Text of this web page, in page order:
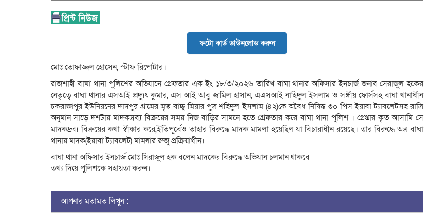
ফটো কার্ড ডাউনলোড করুন
মোঃ তোফাজ্জল হোসেন, স্টাফ রিপোটার।
রাজশাহী বাঘা থানা পুলিশের অভিযানে গ্রেফতার এক ইং ১৮/৩/২০২৬ তারিখ বাঘা থানার অফিসার ইনচার্জ জনাব সেরাজুল হকের
নেতৃত্বে বাঘা থানার এসআই প্রদ্যুৎ কুমার, এস আই আবু জামিল হাসান, এএসআই নাহিদুল ইসলাম ও সঙ্গীয় ফোর্সসহ বাঘা থানাধীন
চকরাজাপুর ইউনিয়নের দাদপুর গ্রামের মৃত বাচ্চু মিয়ার পুত্র শহিদুল ইসলাম (৪২)কে অবৈধ নিষিদ্ধ ৩০ পিস ইয়াবা ট্যাবলেটসহ রাত্রি
অনুমান সাড়ে দশটায় মাদকদ্রব্য বিক্রয়ের সময় নিজ বাড়ির সামনে হতে গ্রেফতার করে বাঘা থানা পুলিশ । গ্রেপ্তার কৃত আসামি সে
মাদকদ্রব্য বিক্রয়ের কথা স্বীকার করে,ইতিপূর্বেও তাহার বিরুদ্ধে মাদক মামলা হয়েছিল যা বিচারাধীন রয়েছে। তার বিরুদ্ধে অত্র বাঘা
থানায় মাদক(ইয়াবা ট্যাবলেট) মামলার রুজু প্রক্রিয়াধীন।
বাঘা থানা অফিসার ইনচার্জ মোঃ সিরাজুল হক বলেন মাদকের বিরুদ্ধে অভিযান চলমান থাকবে
তথ্য দিয়ে পুলিশকে সহায়তা করুন।
আপনার মতামত লিখুন :